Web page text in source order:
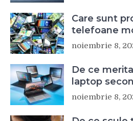
Care sunt
telefoane
noiembrie 8,
De ce
laptop
noiembrie 8,